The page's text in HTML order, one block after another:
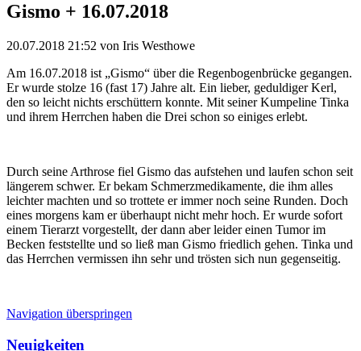
Gismo + 16.07.2018
20.07.2018 21:52 von Iris Westhowe
Am 16.07.2018 ist „Gismo“ über die Regenbogenbrücke gegangen.
Er wurde stolze 16 (fast 17) Jahre alt. Ein lieber, geduldiger Kerl,
den so leicht nichts erschüttern konnte. Mit seiner Kumpeline Tinka
und ihrem Herrchen haben die Drei schon so einiges erlebt.
Durch seine Arthrose fiel Gismo das aufstehen und laufen schon seit
längerem schwer. Er bekam Schmerzmedikamente, die ihm alles
leichter machten und so trottete er immer noch seine Runden. Doch
eines morgens kam er überhaupt nicht mehr hoch. Er wurde sofort
einem Tierarzt vorgestellt, der dann aber leider einen Tumor im
Becken feststellte und so ließ man Gismo friedlich gehen. Tinka und
das Herrchen vermissen ihn sehr und trösten sich nun gegenseitig.
Navigation überspringen
Neuigkeiten